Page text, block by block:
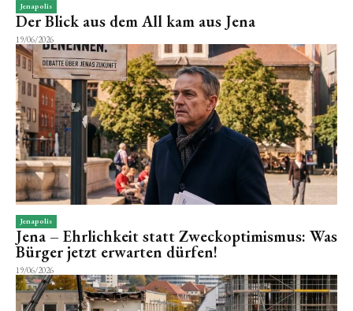
Jenapolis
Der Blick aus dem All kam aus Jena
19/06/2026
Jenapolis
Jena – Ehrlichkeit statt Zweckoptimismus: Was
Bürger jetzt erwarten dürfen!
19/06/2026